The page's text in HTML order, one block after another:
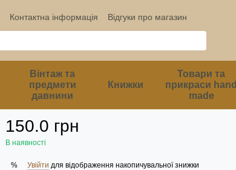
Контактна інформація Відгуки про магазин
Вінтаж та
предмети
давнини
Книжки
Товари та
прикраси hand
made
150.0 грн
В наявності
% Увійти для відображення накопичувальної знижки